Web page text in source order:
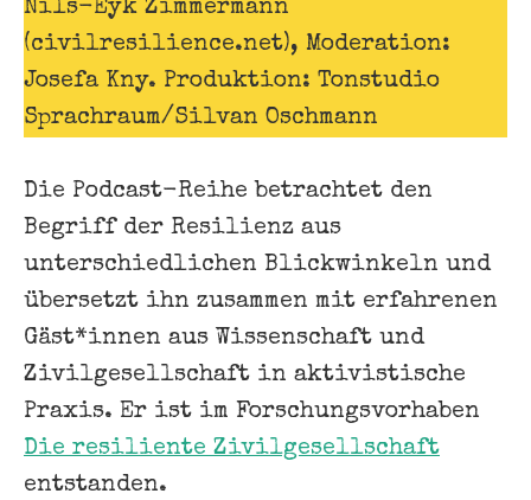
Nils-Eyk Zimmermann
(civilresilience.net), Moderation:
Josefa Kny. Produktion: Tonstudio
Sprachraum/Silvan Oschmann
Die Podcast-Reihe betrachtet den
Begriff der Resilienz aus
unterschiedlichen Blickwinkeln und
übersetzt ihn zusammen mit erfahrenen
Gäst*innen aus Wissenschaft und
Zivilgesellschaft in aktivistische
Praxis. Er ist im Forschungsvorhaben
Die resiliente Zivilgesellschaft
entstanden.